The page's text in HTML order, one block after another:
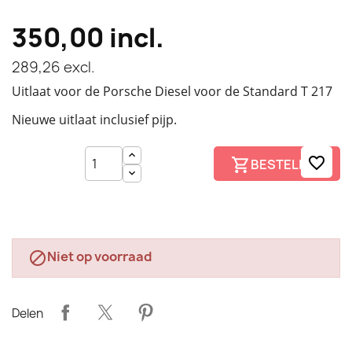
350,00 incl.
289,26 excl.
Uitlaat voor de Porsche Diesel voor de Standard T 217
Nieuwe uitlaat inclusief pijp.
BESTELLEN
favorite_border
Niet op voorraad
Delen